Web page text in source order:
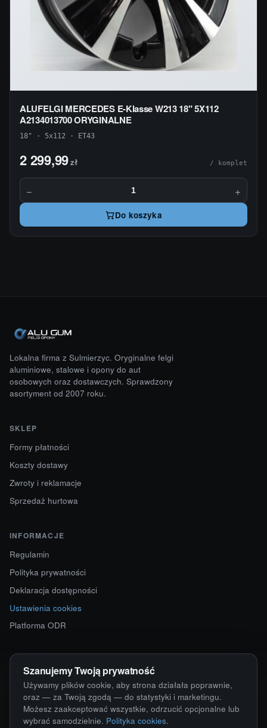
ALUFELGI MERCEDES E-Klasse W213 18" 5X112
A2134013700 ORYGINALNE
18" · 5x112 · ET43
2 299,99zł / komplet
− +
Do koszyka
Lokalna firma z Sulmierzyc. Oryginalne felgi
aluminiowe, stalowe i opony do aut
osobowych oraz dostawczych. Sprawdzony
asortyment od 2007 roku.
SKLEP
Formy płatności
Koszty dostawy
Zwroty i reklamacje
Sprzedaż hurtowa
INFORMACJE
Regulamin
Polityka prywatności
Deklaracja dostępności
Ustawienia cookies
Platforma ODR
KONTAKT
ul. Starokościelna 12
63-750 Sulmierzyce
792 171 171 · 791 110 055
Szanujemy Twoją prywatność
Używamy plików cookie, aby strona działała poprawnie,
oraz — za Twoją zgodą — do statystyki i marketingu.
Możesz zaakceptować wszystkie, odrzucić opcjonalne lub
wybrać samodzielnie. Polityka cookies.